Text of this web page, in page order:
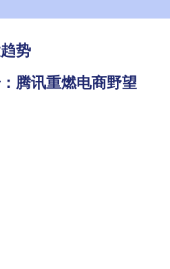
势
腾讯重燃电商野望